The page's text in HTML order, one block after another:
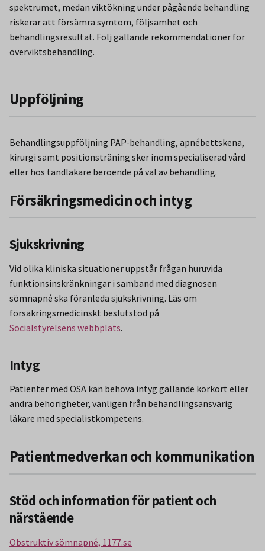
spektrumet, medan viktökning under pågående behandling
riskerar att försämra symtom, följsamhet och
behandlingsresultat. Följ gällande rekommendationer för
överviktsbehandling.
Uppföljning
Behandlingsuppföljning PAP-behandling, apnébettskena,
kirurgi samt positionsträning sker inom specialiserad vård
eller hos tandläkare beroende på val av behandling.
Försäkringsmedicin och intyg
Sjukskrivning
Vid olika kliniska situationer uppstår frågan huruvida
funktionsinskränkningar i samband med diagnosen
sömnapné ska föranleda sjukskrivning. Läs om
försäkringsmedicinskt beslutstöd på
Socialstyrelsens webbplats.
Intyg
Patienter med OSA kan behöva intyg gällande körkort eller
andra behörigheter, vanligen från behandlingsansvarig
läkare med specialistkompetens.
Patientmedverkan och kommunikation
Stöd och information för patient och
närstående
Obstruktiv sömnapné, 1177.se